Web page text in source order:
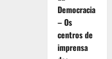
Democracia
– Os
centros de
imprensa